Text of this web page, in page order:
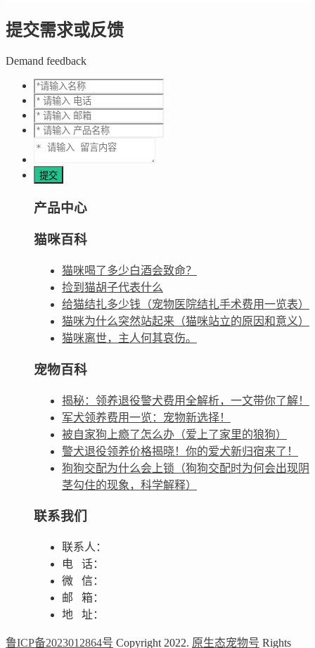
提交需求或反馈
Demand feedback
产品中心
猫咪百科
猫咪喝了多少白酒会致命？
捡到猫胡子代表什么
给猫结扎多少钱（宠物医院结扎手术费用一览表）
猫咪为什么突然站起来（猫咪站立的原因和意义）
猫咪离世，主人何其哀伤。
宠物百科
揭秘：领养退役警犬费用全解析，一文带你了解！
军犬领养费用一览：宠物新选择！
被自家狗上瘾了怎么办（爱上了家里的狼狗）
警犬退役领养价格揭晓！你的爱犬新归宿来了！
狗狗交配为什么会上锁（狗狗交配时为何会出现阴
茎勾住的现象，科学解释）
联系我们
联系人：
电 话：
微 信：
邮 箱：
地 址：
鲁ICP备2023012864号 Copyright 2022. 原生态宠物号 Rights